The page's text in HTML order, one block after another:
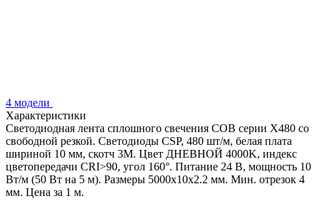
4 модели
Характеристики
Светодиодная лента сплошного свечения COB серии X480 со
свободной резкой. Светодиоды CSP, 480 шт/м, белая плата
шириной 10 мм, скотч 3M. Цвет ДНЕВНОЙ 4000K, индекс
цветопередачи CRI>90, угол 160°. Питание 24 В, мощность 10
Вт/м (50 Вт на 5 м). Размеры 5000х10х2.2 мм. Мин. отрезок 4
мм. Цена за 1 м.